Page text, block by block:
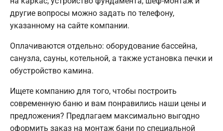
другие вопросы можно задать по телефону,
указанному на сайте компании.
Оплачиваются отдельно: оборудование бассейна,
санузла, сауны, котельной, а также установка печки и
обустройство камина.
Ищете компанию для того, чтобы построить
современную баню и вам понравились наши цены и
предложения? Предлагаем максимально выгодно
оформить заказ на монтаж бани по специальной